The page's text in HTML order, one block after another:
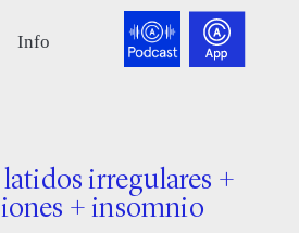
irregulares +
+ insomnio